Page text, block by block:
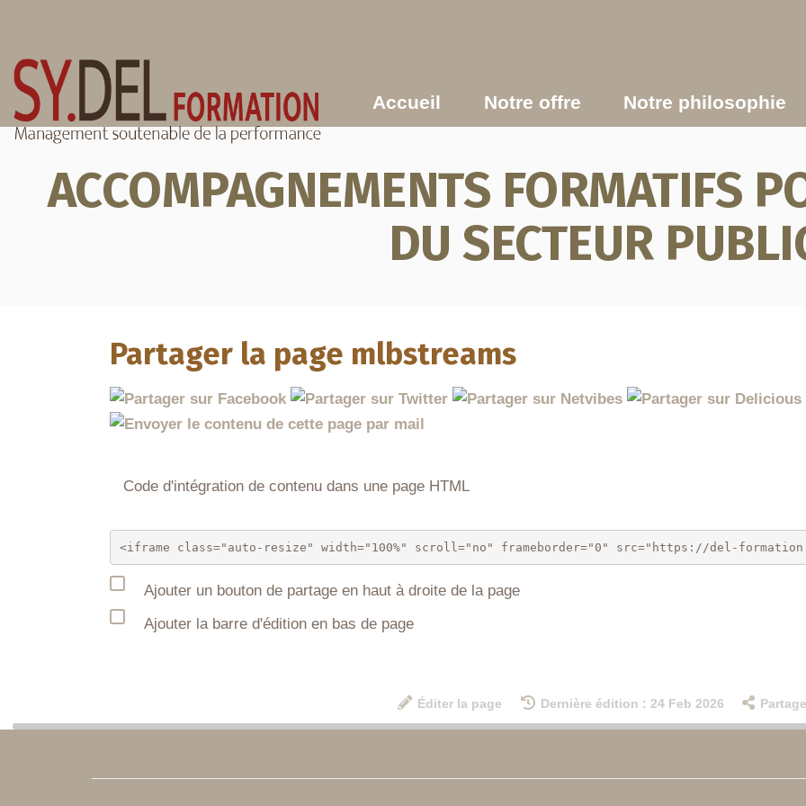
Accueil Notre offre Notre philosophie
ACCOMPAGNEMENTS FORMATIFS
DU SECTEUR
Partager la page mlbstreams
Code d'intégration de contenu dans une page HTML
Ajouter un bouton de partage en haut à droite de la page
Ajouter la barre d'édition en bas de page
Éditer la page Dernière édition : 24 Feb 2026